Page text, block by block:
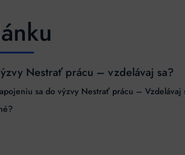
Nestrať prácu – vzdelávaj sa?
sa do výzvy Nestrať prácu – Vzdelávaj